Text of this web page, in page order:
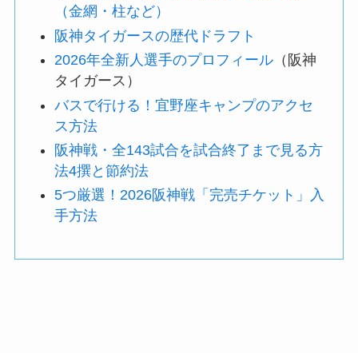
（金網・柱など）
阪神タイガースの歴代ドラフト
2026年全新人選手のプロフィール （阪神
タイガース）
バスで行ける！宜野座キャンプのアクセ
ス方法
阪神戦・全143試合を試合終了まで見る方
法4撰と節約法
5つ厳選！2026阪神戦「完売チケット」入
手方法